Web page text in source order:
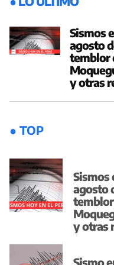
Sismos
agosto
temblor
y otras
● TOP
Sismos
agosto
temblor
y otras
Sismo